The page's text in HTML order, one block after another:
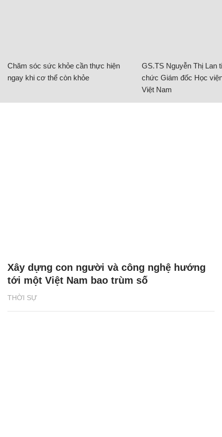
Chăm sóc sức khỏe cần thực hiện
ngay khi cơ thể còn khỏe
GS.TS Nguyễn Thị Lan
chức Giám đốc Học
Việt Nam
THỜI SỰ
Xây dựng con người và công nghệ hướng
tới một Việt Nam bao trùm số